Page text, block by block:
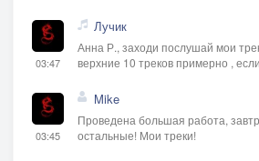
03:47
Лучик
Анна Р., заходи послушай мои
верхние 10 треков примерно ,
03:45
Mike
Проведена большая работа,
остальные! Мои треки!